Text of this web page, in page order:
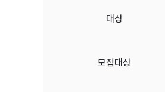
대상
모집대상